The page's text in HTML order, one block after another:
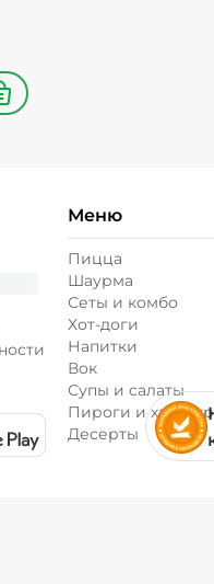
корзину
Меню
Пицца
Шаурма
Сеты и комбо
Хот-доги
Напитки
Вок
Супы и салаты
Пироги и
Десерты